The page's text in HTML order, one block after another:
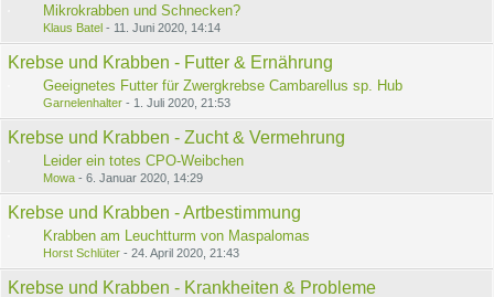
Mikrokrabben und Schnecken?
Klaus Batel - 11. Juni 2020, 14:14
Krebse und Krabben - Futter & Ernährung
Geeignetes Futter für Zwergkrebse Cambarellus sp. Hub
Garnelenhalter - 1. Juli 2020, 21:53
Krebse und Krabben - Zucht & Vermehrung
Leider ein totes CPO-Weibchen
Mowa - 6. Januar 2020, 14:29
Krebse und Krabben - Artbestimmung
Krabben am Leuchtturm von Maspalomas
Horst Schlüter - 24. April 2020, 21:43
Krebse und Krabben - Krankheiten & Probleme